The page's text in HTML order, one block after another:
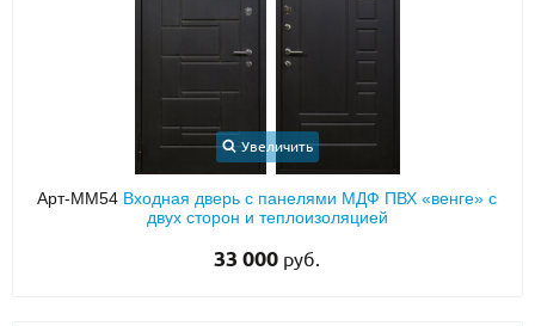
Увеличить
Арт-ММ54 Входная дверь с панелями МДФ ПВХ «венге» с
двух сторон и теплоизоляцией
33 000 руб.